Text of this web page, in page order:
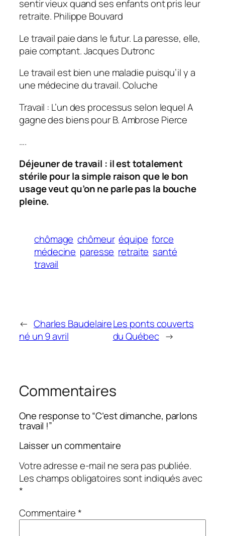
sentir vieux quand ses enfants ont pris leur
retraite. Philippe Bouvard
Le travail paie dans le futur. La paresse, elle,
paie comptant.Jacques Dutronc
Le travail est bien une maladie puisqu’il y a
une médecine du travail.Coluche
Travail : L’un des processus selon lequel A
gagne des biens pour B.Ambrose Pierce
….
Déjeuner de travail : il est totalement
stérile pour la simple raison que le bon
usage veut qu’on ne parle pas la bouche
pleine.
chômage chômeur équipe force
médecine paresse retraite santé
travail
← Charles Baudelaire
né un 9 avril
Les ponts couverts
du Québec →
Commentaires
One response to “C’est dimanche, parlons
travail !”
Laisser un commentaire
Votre adresse e-mail ne sera pas publiée.
Les champs obligatoires sont indiqués avec
*
Commentaire*